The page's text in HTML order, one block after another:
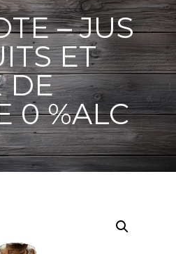
– JUS
ET
DE
0 %ALC